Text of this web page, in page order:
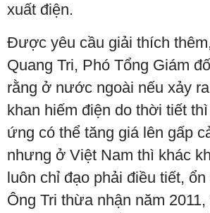
xuất điện.
Được yêu cầu giải thích
Quang Tri, Phó Tổng Giám
rằng ở nước ngoài nếu xảy
khan hiếm điện do thời tiết
ứng có thể tăng giá lên gấp
nhưng ở Việt Nam thì khác
luôn chỉ đạo phải điều tiết,
Ông Tri thừa nhận năm